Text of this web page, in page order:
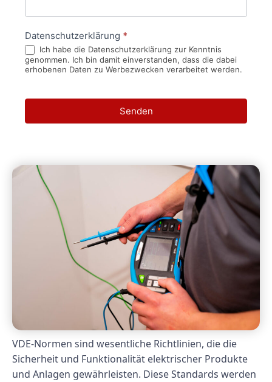
Datenschutzerklärung *
Ich habe die Datenschutzerklärung zur Kenntnis
genommen. Ich bin damit einverstanden, dass die dabei
erhobenen Daten zu Werbezwecken verarbeitet werden.
Senden
VDE-Normen sind wesentliche Richtlinien, die die
Sicherheit und Funktionalität elektrischer Produkte
und Anlagen gewährleisten. Diese Standards werden